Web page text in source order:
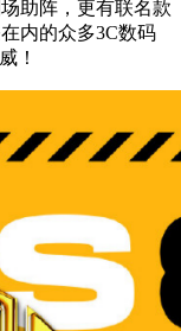
助阵，更有联名款
内的众多3C数码
！